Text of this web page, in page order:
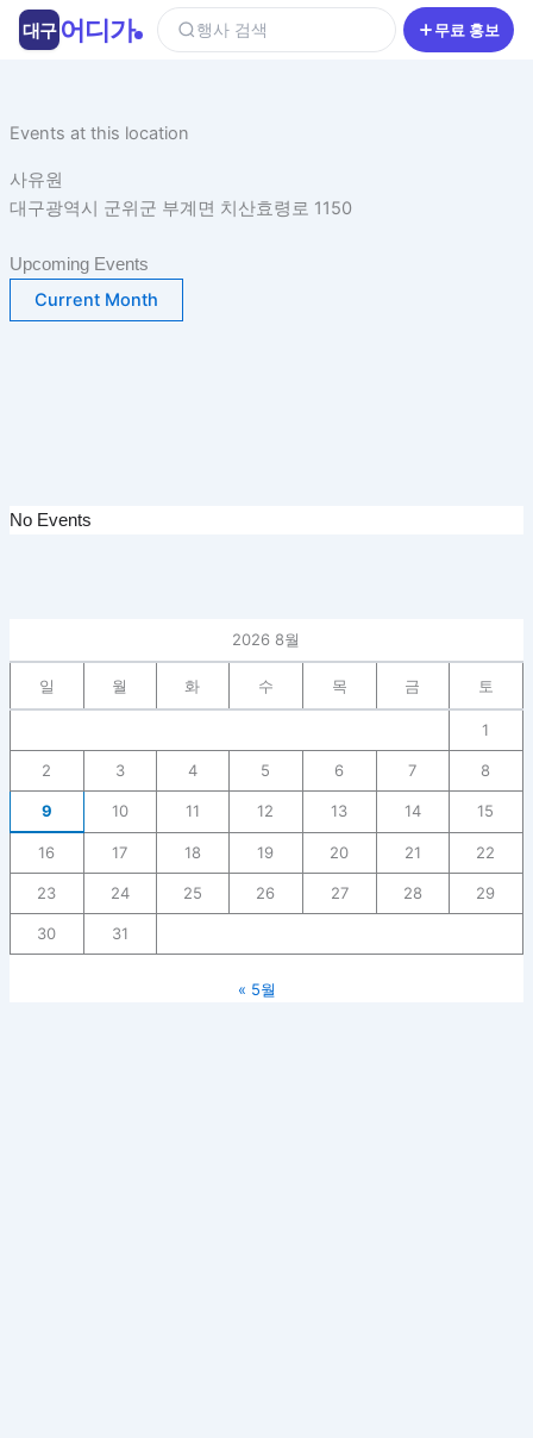
건
뛰
기
Events at this location
사유원
대구광역시 군위군 부계면 치산효령로 1150
Upcoming Events
Current Month
No Events
2026 8월
일 월 화 수 목 금 토
1
2 3 4 5 6 7 8
9 10 11 12 13 14 15
16 17 18 19 20 21 22
23 24 25 26 27 28 29
30 31
« 5월
대구 어디가 행사 검색 무료 홍보